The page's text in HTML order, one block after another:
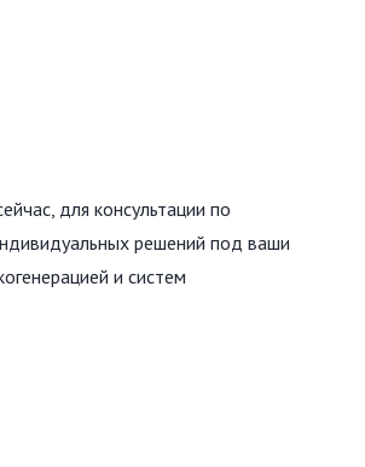
для консультации по
решений под ваши
и систем